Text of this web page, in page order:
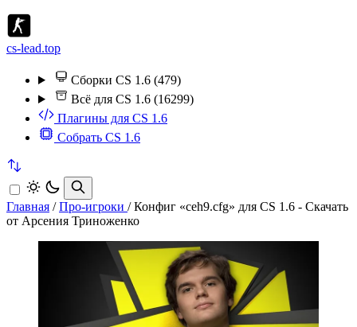
cs-lead.top
Сборки CS 1.6 (479)
Всё для CS 1.6 (16299)
Плагины для CS 1.6
Собрать CS 1.6
Главная / Про-игроки / Конфиг «ceh9.cfg» для CS 1.6 - Скачать
от Арсения Триноженко